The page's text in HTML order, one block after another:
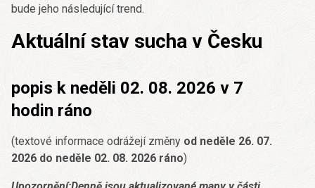
bude jeho následující trend.
Aktuální stav sucha v Česku
popis k neděli 02. 08. 2026 v 7
hodin ráno
(textové informace odrážejí změny od neděle 26. 07.
2026 do neděle 02. 08. 2026 ráno)